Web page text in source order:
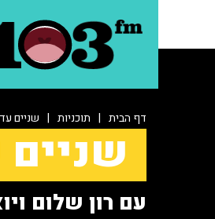
דף הבית | תוכניות | שניים
עם רון שלום